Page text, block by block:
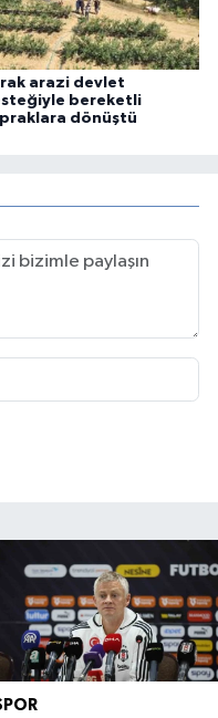
arazi devlet
bereketli
dönüştü